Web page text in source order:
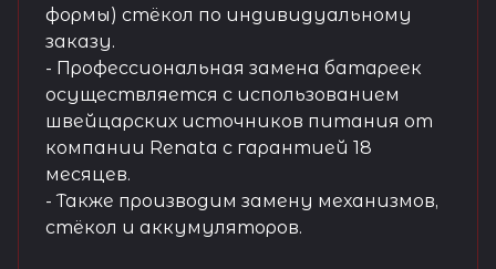
формы) стёкол по индивидуальному
заказу.
- Профессиональная замена батареек
осуществляется с использованием
швейцарских источников питания от
компании Renata с гарантией 18
месяцев.
- Также производим замену механизмов,
стёкол и аккумуляторов.